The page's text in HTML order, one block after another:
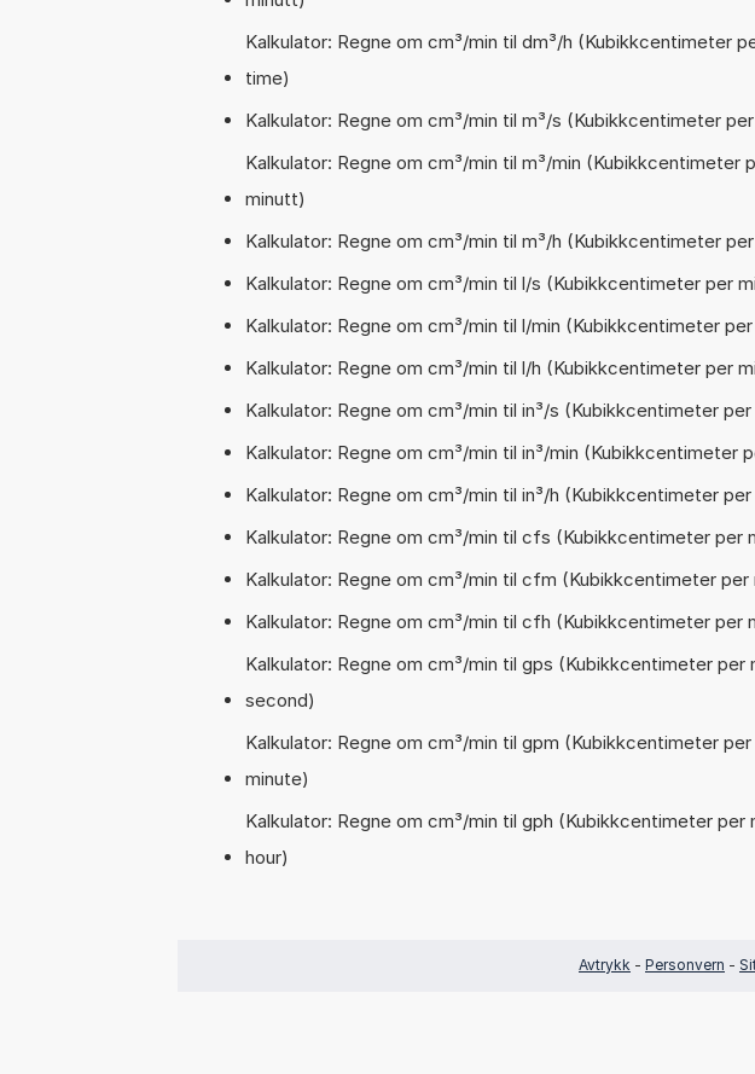
Kalkulator: Regne om cm³/min til dm³/h (Kubikkcentimeter
time)
Kalkulator: Regne om cm³/min til m³/s (Kubikkcentimeter
Kalkulator: Regne om cm³/min til m³/min (Kubikkcentimeter
minutt)
Kalkulator: Regne om cm³/min til m³/h (Kubikkcentimeter
Kalkulator: Regne om cm³/min til l/s (Kubikkcentimeter per
Kalkulator: Regne om cm³/min til l/min (Kubikkcentimeter
Kalkulator: Regne om cm³/min til l/h (Kubikkcentimeter per
Kalkulator: Regne om cm³/min til in³/s (Kubikkcentimeter
Kalkulator: Regne om cm³/min til in³/min (Kubikkcentimeter
Kalkulator: Regne om cm³/min til in³/h (Kubikkcentimeter
Kalkulator: Regne om cm³/min til cfs (Kubikkcentimeter
Kalkulator: Regne om cm³/min til cfm (Kubikkcentimeter
Kalkulator: Regne om cm³/min til cfh (Kubikkcentimeter per
Kalkulator: Regne om cm³/min til gps (Kubikkcentimeter
second)
Kalkulator: Regne om cm³/min til gpm (Kubikkcentimeter
minute)
Kalkulator: Regne om cm³/min til gph (Kubikkcentimeter
hour)
Avtrykk - Personvern -